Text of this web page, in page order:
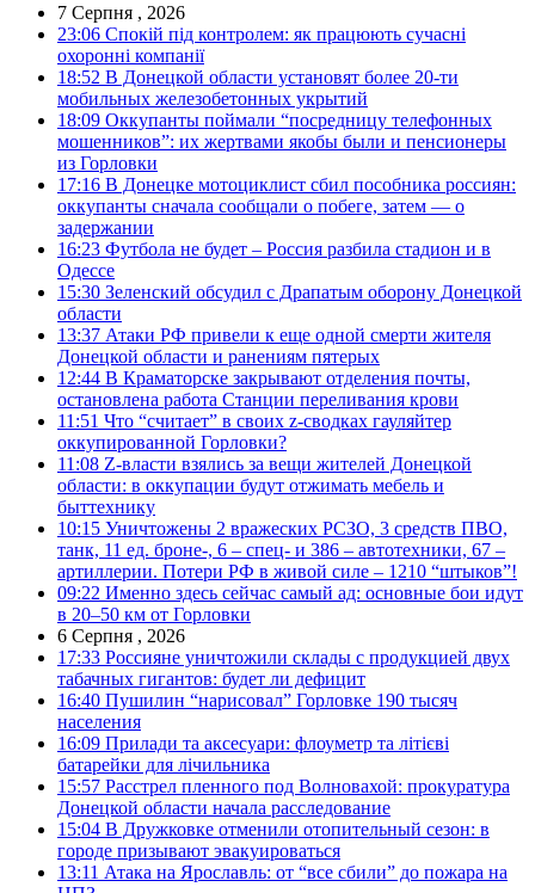
7 Серпня , 2026
23:06 Спокій під контролем: як працюють сучасні
охоронні компанії
18:52 В Донецкой области установят более 20-ти
мобильных железобетонных укрытий
18:09 Оккупанты поймали “посредницу телефонных
мошенников”: их жертвами якобы были и пенсионеры
из Горловки
17:16 В Донецке мотоциклист сбил пособника россиян:
оккупанты сначала сообщали о побеге, затем — о
задержании
16:23 Футбола не будет – Россия разбила стадион и в
Одессе
15:30 Зеленский обсудил с Драпатым оборону Донецкой
области
13:37 Атаки РФ привели к еще одной смерти жителя
Донецкой области и ранениям пятерых
12:44 В Краматорске закрывают отделения почты,
остановлена работа Станции переливания крови
11:51 Что “считает” в своих z-сводках гауляйтер
оккупированной Горловки?
11:08 Z-власти взялись за вещи жителей Донецкой
области: в оккупации будут отжимать мебель и
быттехнику
10:15 Уничтожены 2 вражеских РСЗО, 3 средств ПВО,
танк, 11 ед. броне-, 6 – спец- и 386 – автотехники, 67 –
артиллерии. Потери РФ в живой силе – 1210 “штыков”!
09:22 Именно здесь сейчас самый ад: основные бои идут
в 20–50 км от Горловки
6 Серпня , 2026
17:33 Россияне уничтожили склады с продукцией двух
табачных гигантов: будет ли дефицит
16:40 Пушилин “нарисовал” Горловке 190 тысяч
населения
16:09 Прилади та аксесуари: флоуметр та літієві
батарейки для лічильника
15:57 Расстрел пленного под Волновахой: прокуратура
Донецкой области начала расследование
15:04 В Дружковке отменили отопительный сезон: в
городе призывают эвакуироваться
13:11 Атака на Ярославль: от “все сбили” до пожара на